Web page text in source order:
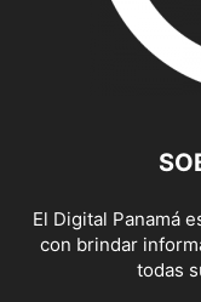
El Digital Panamá
con brindar
todas